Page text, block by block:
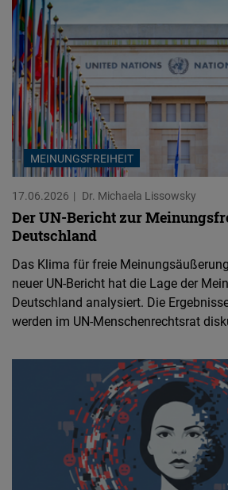
MEINUNGSFREIHEIT
17.06.2026 Dr. Michaela Lissowsky
Der UN-Bericht zur
Deutschland
Das Klima für freie
neuer UN-Bericht hat die Lage der
Deutschland analysiert. Die
werden im UN-Menschenrechtsrat